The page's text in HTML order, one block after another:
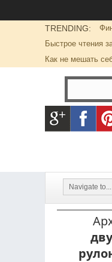
TRENDING:
Быстрое чтения
Как не мешать